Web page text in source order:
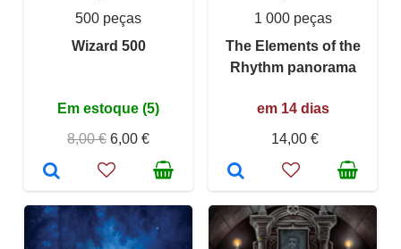
500 peças
Wizard 500
Em estoque (5)
8,00 € 6,00 €
1 000 peças
The Elements of the
Rhythm panorama
em 14 dias
14,00 €